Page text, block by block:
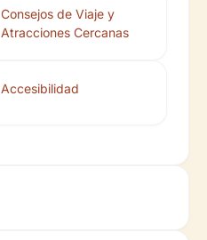
Consejos de Viaje y
Atracciones Cercanas
Accesibilidad